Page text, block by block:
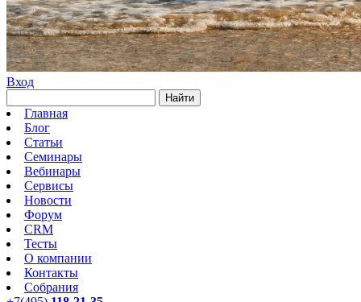
Вход
Найти
Главная
Блог
Статьи
Семинары
Вебинары
Сервисы
Новости
Форум
CRM
Тесты
О компании
Контакты
Собрания